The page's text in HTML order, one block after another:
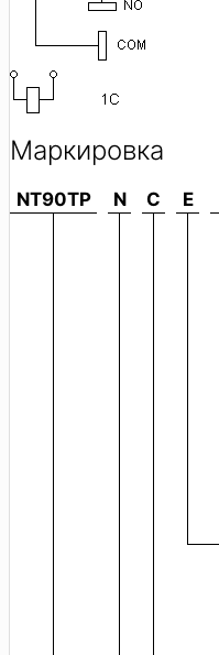
Маркировка
NT90TP N C E